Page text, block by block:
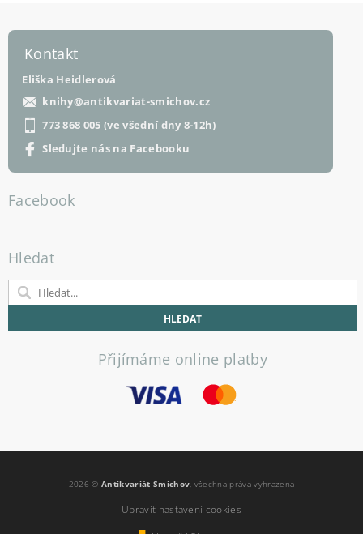
Kontakt
Eliška Heidlerová
knihy@antikvariat-smichov.cz
773 868 005 (ve všední dny 8-12h)
Sledujte nás na Facebooku
Facebook
Hledat
Přijímáme online platby
2026 ©Antikvariát Smíchov , všechna práva vyhrazena
Upravit nastavení cookies